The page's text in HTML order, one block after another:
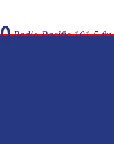
Radio Pacific 101.5 fm